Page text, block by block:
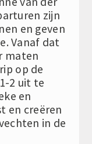
zijn
en geven
Vanaf dat
maten
op de
2 uit te
en
en creëren
in de